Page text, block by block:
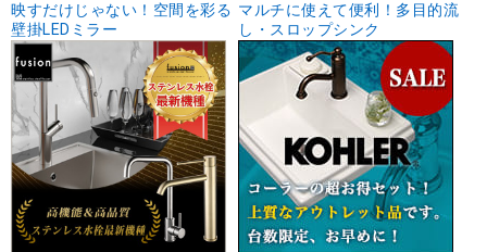
映すだけじゃない！空間を彩る
壁掛LEDミラー
マルチに使えて便利！多目的流
し・スロップシンク